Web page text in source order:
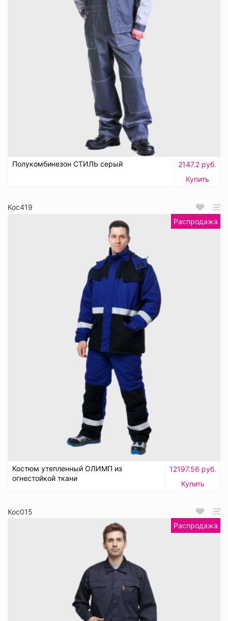
Полукомбинезон СТИЛЬ серый
2147.2 руб.
Купить
Кос419
Распродажа
Костюм утепленный ОЛИМП из
огнестойкой ткани
12197.56 руб.
Купить
Кос015
Распродажа